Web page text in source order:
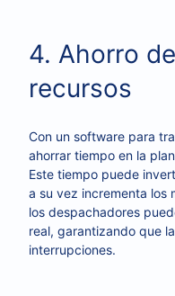
4. Ahorro
recursos
Con un software para
ahorrar tiempo en la
Este tiempo puede
a su vez incrementa los
los despachadores
real, garantizando que
interrupciones.